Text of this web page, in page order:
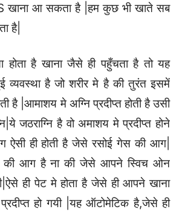
खाना आ सकता है |हम कुछ भी खाते सब
है|
है खाना जैसे ही पहुँचता है तो यह
व्यवस्था है जो शरीर मे है की तुरंत इसमें
है |आमाशय मे अग्नि प्रदीप्त होती है उसी
जठराग्नि है वो अमाशय मे प्रदीप्त होने
ही होती है जेसे रसोई गेस की आग|
की आग है ना की जेसे आपने स्विच ओन
ही पेट मे होता है जेसे ही आपने खाना
प्रदीप्त हो गयी |यह ऑटोमेटिक है,जेसे ही